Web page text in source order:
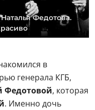
Федотова.
в
генерала КГБ,
Федотовой, которая
. Именно дочь